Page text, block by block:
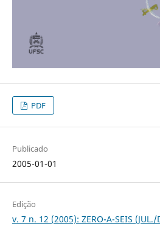
PDF
Publicado
2005-01-01
Edição
v. 7 n. 12 (2005): ZERO-A-SEIS (JUL./